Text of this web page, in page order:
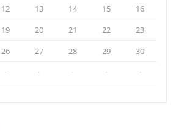
12 13 14 15
16
19 20 21 22
23
26 27 28 29
30
· · · · ·